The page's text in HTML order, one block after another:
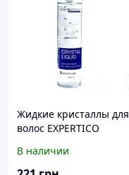
Жидкие кристаллы для
волос EXPERTICO
В наличии